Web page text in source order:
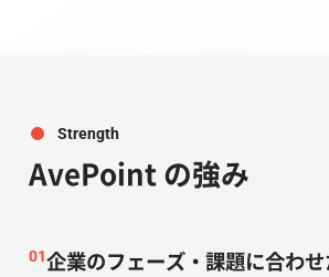
Strength
AvePoint の強み
01企業のフェーズ・課題に合わ